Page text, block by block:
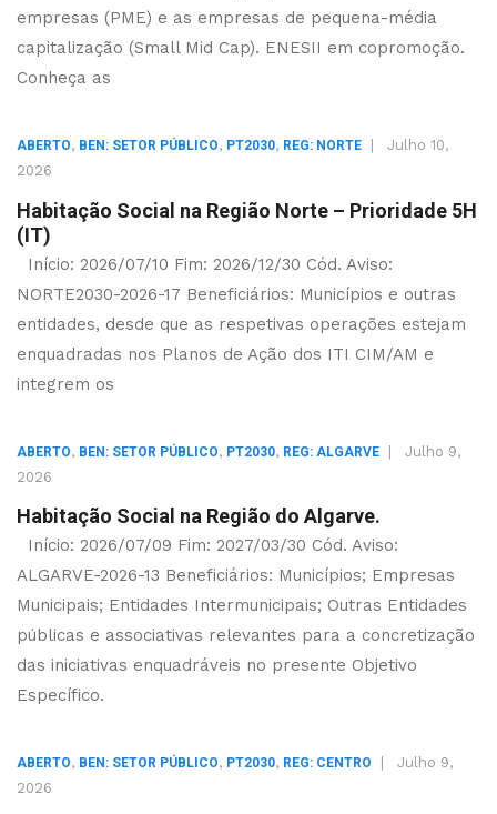
empresas (PME) e as empresas de pequena-média
capitalização (Small Mid Cap). ENESII em copromoção.
Conheça as
ABERTO, BEN: SETOR PÚBLICO, PT2030, REG: NORTE
Julho 10,
2026
Habitação Social na Região Norte – Prioridade 5H
(IT)
Início: 2026/07/10 Fim: 2026/12/30 Cód. Aviso:
NORTE2030-2026-17 Beneficiários: Municípios e outras
entidades, desde que as respetivas operações estejam
enquadradas nos Planos de Ação dos ITI CIM/AM e
integrem os
ABERTO, BEN: SETOR PÚBLICO, PT2030, REG: ALGARVE
Julho 9,
2026
Habitação Social na Região do Algarve.
Início: 2026/07/09 Fim: 2027/03/30 Cód. Aviso:
ALGARVE-2026-13 Beneficiários: Municípios; Empresas
Municipais; Entidades Intermunicipais; Outras Entidades
públicas e associativas relevantes para a concretização
das iniciativas enquadráveis no presente Objetivo
Específico.
ABERTO, BEN: SETOR PÚBLICO, PT2030, REG: CENTRO
Julho 9,
2026